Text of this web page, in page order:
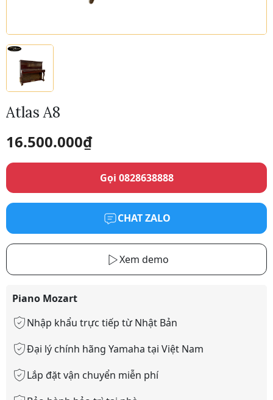
Atlas A8
16.500.000₫
Gọi 0828638888
CHAT ZALO
Xem demo
Piano Mozart
Nhập khẩu trực tiếp từ Nhật Bản
Đại lý chính hãng Yamaha tại Việt Nam
Lắp đặt vận chuyển miễn phí